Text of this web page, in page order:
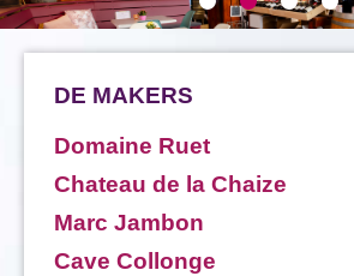
DE MAKERS
Domaine Ruet
Chateau de la Chaize
Marc Jambon
Cave Collonge